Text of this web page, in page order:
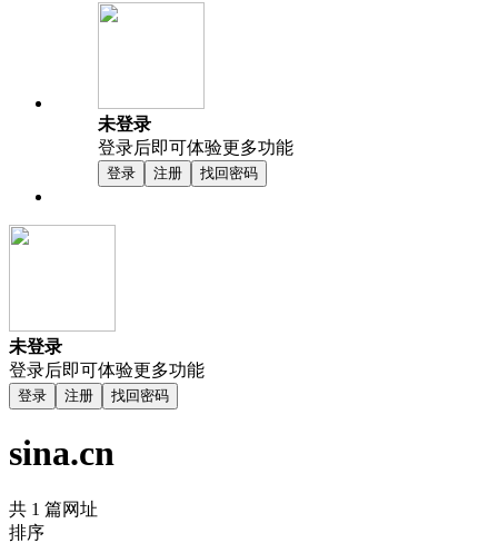
未登录
登录后即可体验更多功能
登录 注册 找回密码
未登录
登录后即可体验更多功能
登录 注册 找回密码
sina.cn
共 1 篇网址
排序